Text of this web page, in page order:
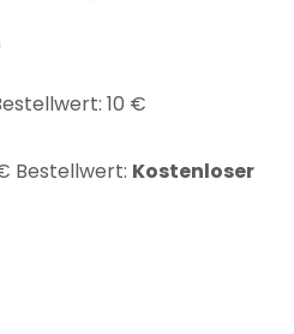
10 €
Bestellwert: Kostenloser